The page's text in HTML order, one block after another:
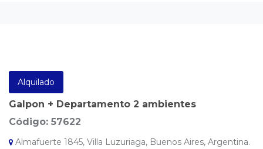
Alquilado
Galpon + Departamento 2 ambientes
Código: 57622
Almafuerte 1845, Villa Luzuriaga, Buenos Aires, Argentina.